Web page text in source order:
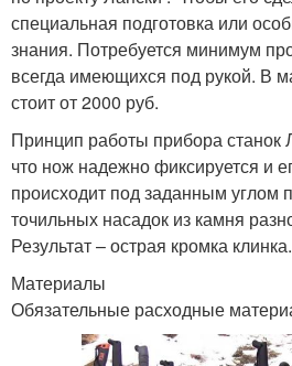
специальная подготовка или
знания. Потребуется минимум
всегда имеющихся под рукой. В
стоит от 2000 руб.
Принцип работы прибора станок
что нож надежно фиксируется и
происходит под заданным
точильных насадок из камня
Результат – острая кромка клинка.
Материалы
Обязательные расходные